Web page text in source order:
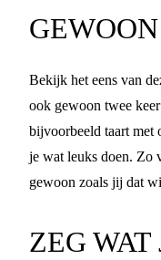
Bekijk het eens van
ook gewoon twee
bijvoorbeeld taart met
je wat leuks doen. Zo
gewoon zoals jij dat
ZEG